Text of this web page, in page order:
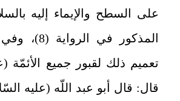
على السطح والإيماء إليه
المذكور في
تعميم ذلك لقبور جميع الأئمّة
قال: قال أبو عبد اللّه (عليه